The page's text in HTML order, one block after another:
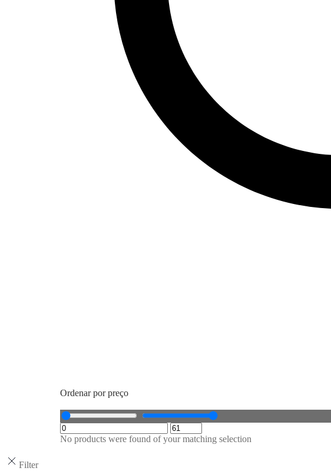
Ordenar por preço
No products were found of your matching selection
Filter